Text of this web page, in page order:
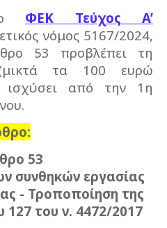
ΦΕΚ Τεύχος A’
νόμος 5167/2024,
53 προβλέπει τη
τα 100 ευρώ
ισχύσει από την 1η
53
συνθηκών εργασίας
- Τροποποίηση της
127 του ν. 4472/2017